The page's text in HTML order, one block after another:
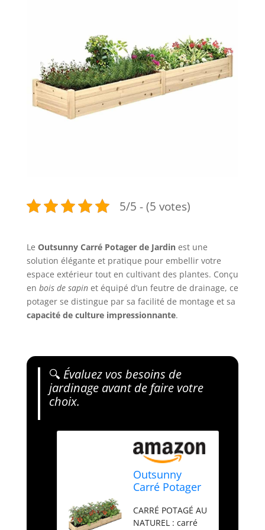
5/5 - (5 votes)
Le Outsunny Carré Potager de Jardinest une
solution élégante et pratique pour embellir votre
espace extérieur tout en cultivant des plantes. Conçu
en bois de sapinet équipé d’un feutre de drainage, ce
potager se distingue par sa facilité de montage et sa
capacité de culture impressionnante.
🔍 Évaluez vos besoins de
jardinage avant de faire votre
choix.
Outsunny
Carré Potager
61,5 x 27 cm
Feutre de
CARRÉ POTAGÉ AU
NATUREL : carré